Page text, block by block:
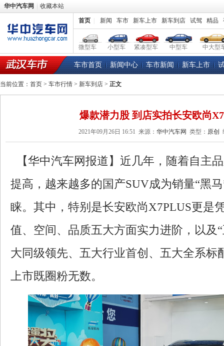
华中汽车网 收藏本站
首页 新闻 车市 新车上市 新车到店 试驾 精品
微型车 小型车 紧凑型车 中型车 中大型
车市首页 新闻中心 车市新闻 新车上市
当前位置： 首页 > 车市行情 > 新车到店 > 正文
爆款潜力股 到店实拍长安欧尚
2021年09月26日 16:51 来源： 华中汽车网 类型： 原创
【华中汽车网报道】近几年，随着自主
提高，越来越多的国产SUV成为销量“黑
睐。其中，特别是长安欧尚X7PLUS更是
值、空间、品质五大方面实力进阶，以及
大同级领先、五大行业首创、五大全系标
上市既圈粉无数。